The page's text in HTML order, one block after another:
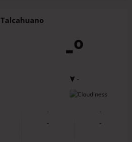
Talcahuano
-º
-
-
-
-
-
-